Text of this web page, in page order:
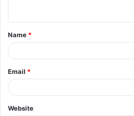
t
*
Name *
Email *
Website